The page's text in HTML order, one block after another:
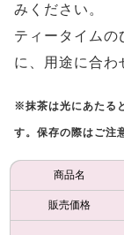
みください。
ティータイムの
に、用途に合わ
※抹茶は光にあたる
す。保存の際はご注
商品名
販売価格